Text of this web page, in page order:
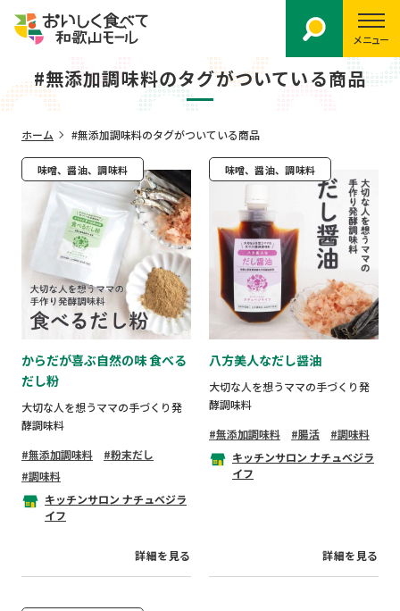
メニュー
#無添加調味料のタグがついている商品
ホーム #無添加調味料のタグがついている商品
味噌、醤油、調味料
からだが喜ぶ自然の味 食べる
だし粉
大切な人を想うママの手づくり発
酵調味料
無添加調味料
粉末だし
調味料
キッチンサロン ナチュベジラ
イフ
詳細を見る
味噌、醤油、調味料
八方美人なだし醤油
大切な人を想うママの手づくり発
酵調味料
無添加調味料
腸活
調味料
キッチンサロン ナチュベジラ
イフ
詳細を見る